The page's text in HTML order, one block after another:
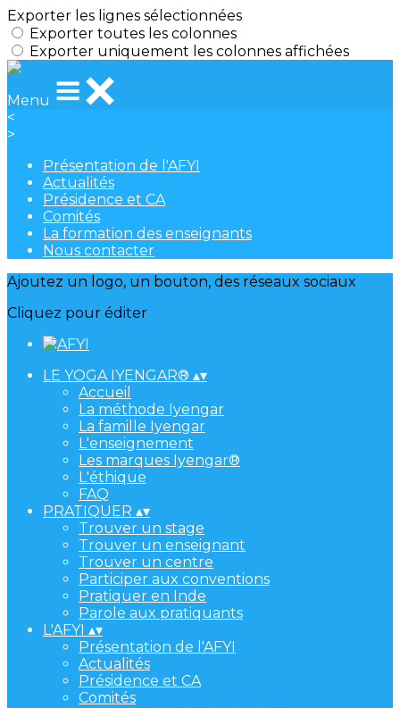
Exporter les lignes sélectionnées
Exporter toutes les colonnes
Exporter uniquement les colonnes affichées
Menu
<
>
Présentation de l'AFYI
Actualités
Présidence et CA
Comités
La formation des enseignants
Nous contacter
Ajoutez un logo, un bouton, des réseaux sociaux
Cliquez pour éditer
LE YOGA IYENGAR® ▴▾
Accueil
La méthode Iyengar
La famille Iyengar
L'enseignement
Les marques Iyengar®
L'éthique
FAQ
PRATIQUER ▴▾
Trouver un stage
Trouver un enseignant
Trouver un centre
Participer aux conventions
Pratiquer en Inde
Parole aux pratiquants
L'AFYI ▴▾
Présentation de l'AFYI
Actualités
Présidence et CA
Comités